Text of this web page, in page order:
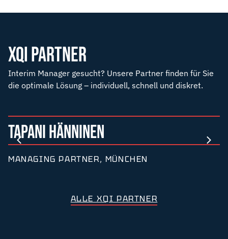
XQI PARTNER
Interim Manager gesucht? Unsere Partner finden für Sie
die optimale Lösung – individuell, schnell und diskret.
TAPANI HÄNNINEN
MANAGING PARTNER, MÜNCHEN
ALLE XQI PARTNER